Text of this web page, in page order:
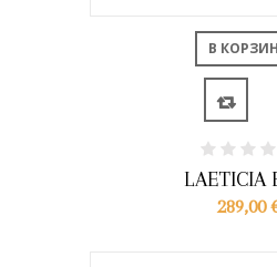
В
LAETICIA
289,00